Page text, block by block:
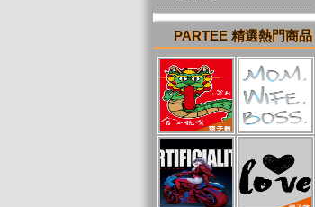
PARTEE 精選熱門商品